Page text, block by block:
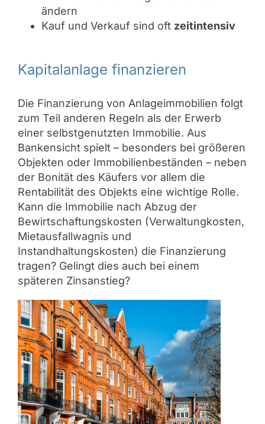
ändern
Kauf und Verkauf sind oft zeitintensiv
Kapitalanlage finanzieren
Die Finanzierung von Anlageimmobilien folgt
zum Teil anderen Regeln als der Erwerb
einer selbstgenutzten Immobilie. Aus
Bankensicht spielt – besonders bei größeren
Objekten oder Immobilienbeständen – neben
der Bonität des Käufers vor allem die
Rentabilität des Objekts eine wichtige Rolle.
Kann die Immobilie nach Abzug der
Bewirtschaftungskosten (Verwaltungkosten,
Mietausfallwagnis und
Instandhaltungskosten) die Finanzierung
tragen? Gelingt dies auch bei einem
späteren Zinsanstieg?